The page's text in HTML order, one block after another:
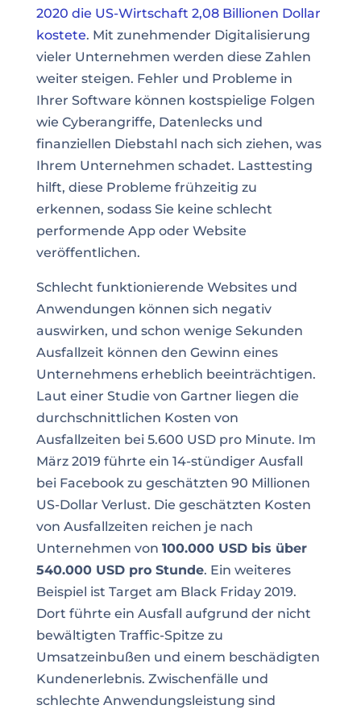
2020 die US-Wirtschaft 2,08 Billionen Dollar
kostete. Mit zunehmender Digitalisierung
vieler Unternehmen werden diese Zahlen
weiter steigen. Fehler und Probleme in
Ihrer Software können kostspielige Folgen
wie Cyberangriffe, Datenlecks und
finanziellen Diebstahl nach sich ziehen, was
Ihrem Unternehmen schadet. Lasttesting
hilft, diese Probleme frühzeitig zu
erkennen, sodass Sie keine schlecht
performende App oder Website
veröffentlichen.
Schlecht funktionierende Websites und
Anwendungen können sich negativ
auswirken, und schon wenige Sekunden
Ausfallzeit können den Gewinn eines
Unternehmens erheblich beeinträchtigen.
Laut einer Studie von Gartner liegen die
durchschnittlichen Kosten von
Ausfallzeiten bei 5.600 USD pro Minute. Im
März 2019 führte ein 14-stündiger Ausfall
bei Facebook zu geschätzten 90 Millionen
US-Dollar Verlust. Die geschätzten Kosten
von Ausfallzeiten reichen je nach
Unternehmen von 100.000 USD bis über
540.000 USD pro Stunde. Ein weiteres
Beispiel ist Target am Black Friday 2019.
Dort führte ein Ausfall aufgrund der nicht
bewältigten Traffic-Spitze zu
Umsatzeinbußen und einem beschädigten
Kundenerlebnis. Zwischenfälle und
schlechte Anwendungsleistung sind